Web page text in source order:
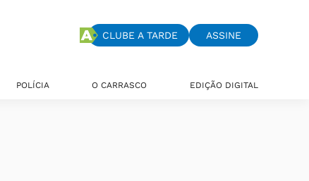
CLUBE A TARDE ASSINE
POLÍCIA O CARRASCO EDIÇÃO DIGITAL